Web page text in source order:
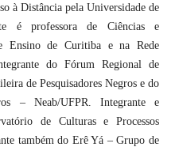
à Distância pela Universidade de
é professora de Ciências e
Ensino de Curitiba e na Rede
do Fórum Regional de
de Pesquisadores Negros e do
– Neab/UFPR. Integrante e
de Culturas e Processos
também do Erê Yá – Grupo de